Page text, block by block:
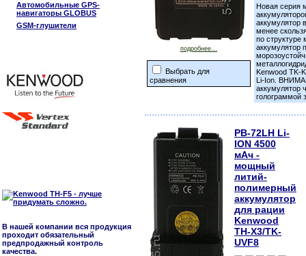
Автомобильные GPS-
навигаторы GLOBUS
GSM-глушители
В нашей компании вся продукция
проходит обязательный
предпродажный контроль
качества.
подробнее...
Выбрать для
сравнения
Новая серия
аккумулятор
менее
по структуре
аккумулятор
Kenwood TK-
Li-Ion.
аккумулятор
голограммой
PB-72LH Li-
ION 4500
мАч -
мощный
литий-
полимерный
аккумулятор
для рации
Kenwood
TH-X3/TK-
UVF8